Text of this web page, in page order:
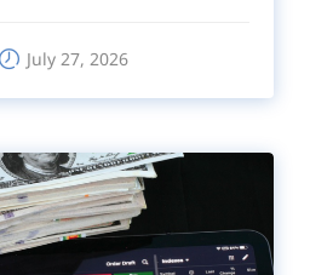
July 27, 2026